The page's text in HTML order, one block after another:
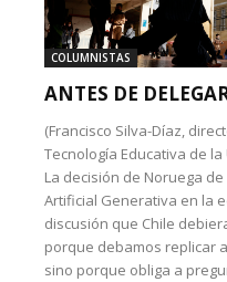
COLUMNISTAS
ANTES DE
(Francisco Silva-Díaz,
Tecnología Educativa de
La decisión de Noruega
Artificial Generativa en la
discusión que Chile
porque debamos replicar
sino porque obliga a